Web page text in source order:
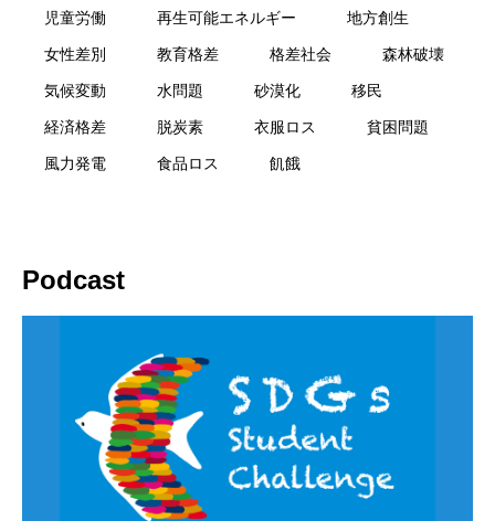
児童労働 再生可能エネルギー 地方創生
女性差別 教育格差 格差社会 森林破壊
気候変動 水問題 砂漠化 移民
経済格差 脱炭素 衣服ロス 貧困問題
風力発電 食品ロス 飢餓
Podcast